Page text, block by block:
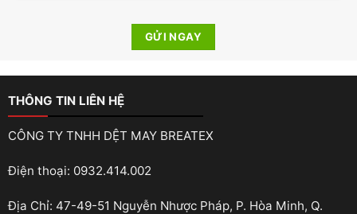
THÔNG TIN LIÊN HỆ
CÔNG TY TNHH DỆT MAY BREATEX
Điện thoại: 0932.414.002
Địa Chỉ: 47-49-51 Nguyễn Nhược Pháp, P. Hòa Minh, Q.